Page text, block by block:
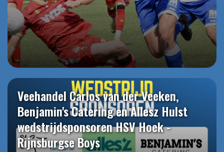
Veehandel Carlos van der Veeken,
Benjamin's Catering en Allesz Hulst
wedstrijdsponsoren HSV Hoek -
Rijnsburgse Boys